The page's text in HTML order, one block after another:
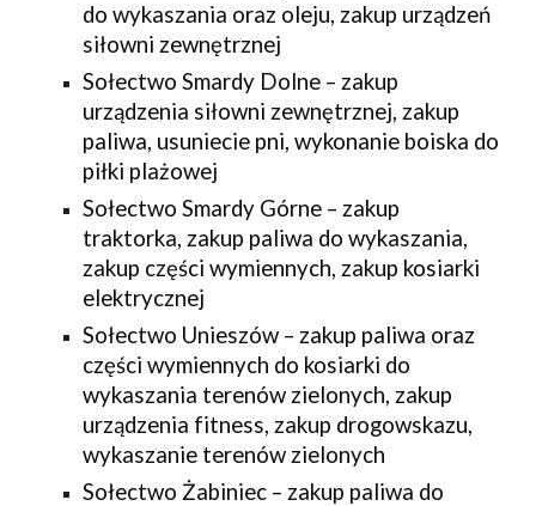
do wykaszania oraz oleju, zakup urządzeń
siłowni zewnętrznej
Sołectwo Smardy Dolne – zakup
urządzenia siłowni zewnętrznej, zakup
paliwa, usuniecie pni, wykonanie boiska do
piłki plażowej
Sołectwo Smardy Górne – zakup
traktorka, zakup paliwa do wykaszania,
zakup części wymiennych, zakup kosiarki
elektrycznej
Sołectwo Unieszów – zakup paliwa oraz
części wymiennych do kosiarki do
wykaszania terenów zielonych, zakup
urządzenia fitness, zakup drogowskazu,
wykaszanie terenów zielonych
Sołectwo Żabiniec – zakup paliwa do